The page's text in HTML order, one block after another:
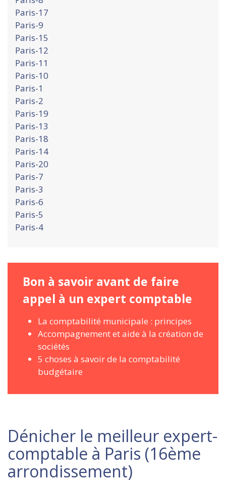
Paris-17
Paris-9
Paris-15
Paris-12
Paris-11
Paris-10
Paris-1
Paris-2
Paris-19
Paris-13
Paris-18
Paris-14
Paris-20
Paris-7
Paris-3
Paris-6
Paris-5
Paris-4
Bon à savoir avant de faire
appel à un expert comptable
La comptabilité municipale : principes
Accompagnement et aide à la création de
sociétés
5 choses à savoir de la comptabilité
budgétaire
Dénicher le meilleur expert-
comptable à Paris (16ème
arrondissement)